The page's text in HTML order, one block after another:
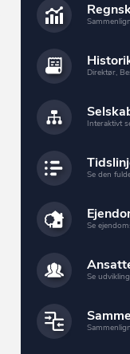
Direktør,
Interaktivt
Se den
Se
Se